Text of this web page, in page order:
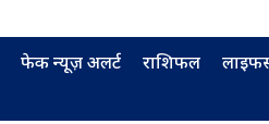
फेक न्यूज़ अलर्ट राशिफल